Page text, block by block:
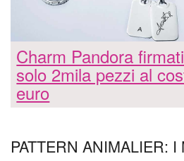
Charm Pandora
solo 2mila pezzi al
euro
PATTERN ANIMALIER: